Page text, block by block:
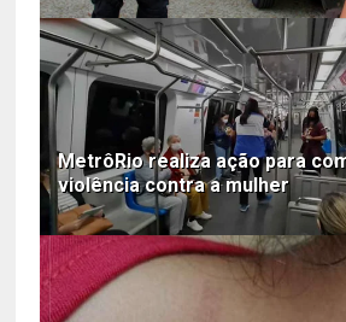
MetrôRio realiza ação para
violência contra a mulher